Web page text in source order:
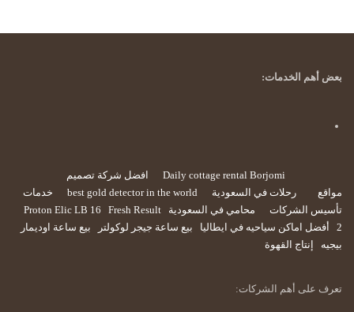
بعض أهم الخدمات:
Daily cottage rental Borjomi
افضل شركة تصميم
مواقع
رحلات في السعودية best gold detector in the world
خدمات
تأسيس الشركات
محامي في السعودية Proton Elic LB 16
Fresh Result
2
أفضل اماكن سياحيه في ايطاليا بيع ساعة جيجر لوكولتر
بيع ساعة اوديمار
بيجيه
إنتاج القهوة
تعرف على أهم الشركات: